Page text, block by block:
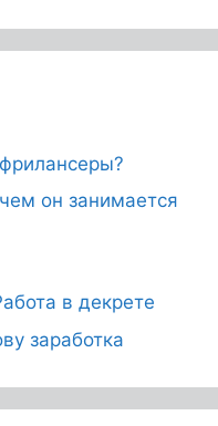
он занимается
в декрете
заработка